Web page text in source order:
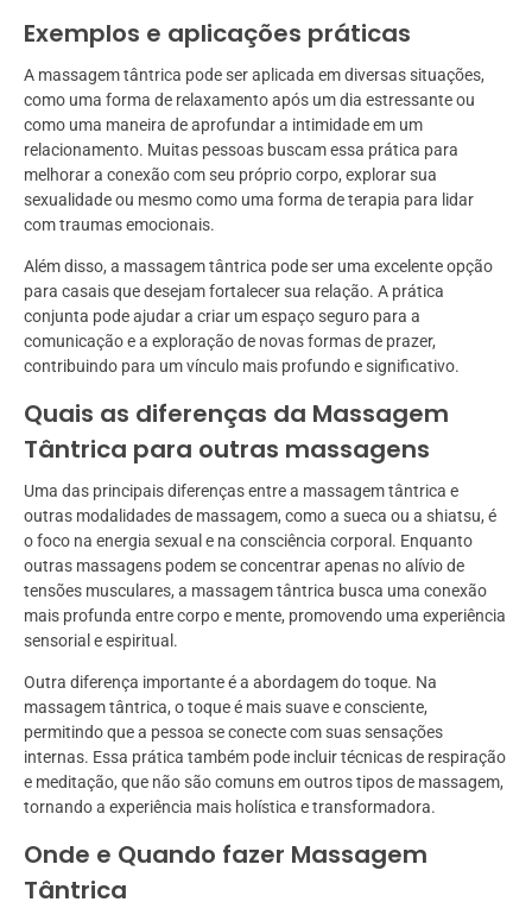
Exemplos e aplicações práticas
A massagem tântrica pode ser aplicada em diversas situações,
como uma forma de relaxamento após um dia estressante ou
como uma maneira de aprofundar a intimidade em um
relacionamento. Muitas pessoas buscam essa prática para
melhorar a conexão com seu próprio corpo, explorar sua
sexualidade ou mesmo como uma forma de terapia para lidar
com traumas emocionais.
Além disso, a massagem tântrica pode ser uma excelente opção
para casais que desejam fortalecer sua relação. A prática
conjunta pode ajudar a criar um espaço seguro para a
comunicação e a exploração de novas formas de prazer,
contribuindo para um vínculo mais profundo e significativo.
Quais as diferenças da Massagem
Tântrica para outras massagens
Uma das principais diferenças entre a massagem tântrica e
outras modalidades de massagem, como a sueca ou a shiatsu, é
o foco na energia sexual e na consciência corporal. Enquanto
outras massagens podem se concentrar apenas no alívio de
tensões musculares, a massagem tântrica busca uma conexão
mais profunda entre corpo e mente, promovendo uma experiência
sensorial e espiritual.
Outra diferença importante é a abordagem do toque. Na
massagem tântrica, o toque é mais suave e consciente,
permitindo que a pessoa se conecte com suas sensações
internas. Essa prática também pode incluir técnicas de respiração
e meditação, que não são comuns em outros tipos de massagem,
tornando a experiência mais holística e transformadora.
Onde e Quando fazer Massagem
Tântrica